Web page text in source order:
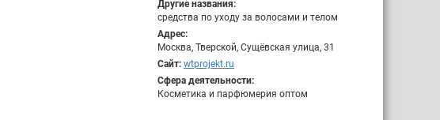
Другие названия:
средства по уходу за волосами и телом
Адрес:
Москва, Тверской, Сущёвская улица, 31
Сайт: wtprojekt.ru
Сфера деятельности:
Косметика и парфюмерия оптом